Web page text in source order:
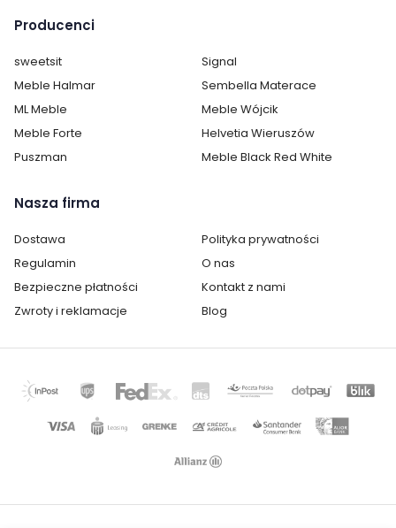
Cechy charakterystyczne
Szerokość:
Wysokość: 91 cm
Głębokość:
Ilość szuflad:
Ilość półek: 4
Ilość drzwi: 3
Wykonanie: laminat / folia
do samodzielnego montażu
Styl: nowoczesny
Producenci
sweetsit
Signal
Meble Halmar
Sembella Materace
ML Meble
Meble Wójcik
Meble Forte
Helvetia Wieruszów
Puszman
Meble Black Red White
Nasza firma
Dostawa
Polityka prywatności
Regulamin
O nas
Bezpieczne płatności
Kontakt z nami
Zwroty i reklamacje
Blog